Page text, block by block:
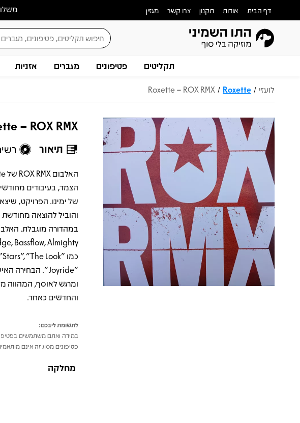
דף הבית אודות תקנון צרו קשר מגזין
תקליטים פטיפונים מגברים אזניות
לועזי /
Roxette
/
Roxette – ROX RMX
– ROX RMX
תיאור
הצמד, בעיבודים
והחדשים כאחד. ​
לתשומת ליבכם:
במידה ואתם משתמשים בפטיפון
פטיפונים מסוג זה אינם
מחלקה